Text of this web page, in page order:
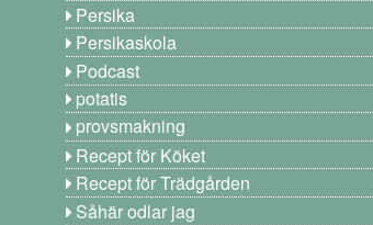
Persika
Persikaskola
Podcast
potatis
provsmakning
Recept för Köket
Recept för Trädgården
Såhär odlar jag